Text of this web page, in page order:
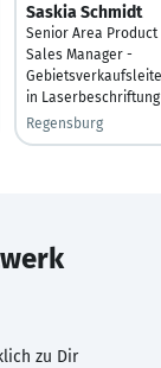
Saskia Schmidt
Senior Area Product
Sales Manager -
in Laserbeschriftung
Regensburg
zu Dir